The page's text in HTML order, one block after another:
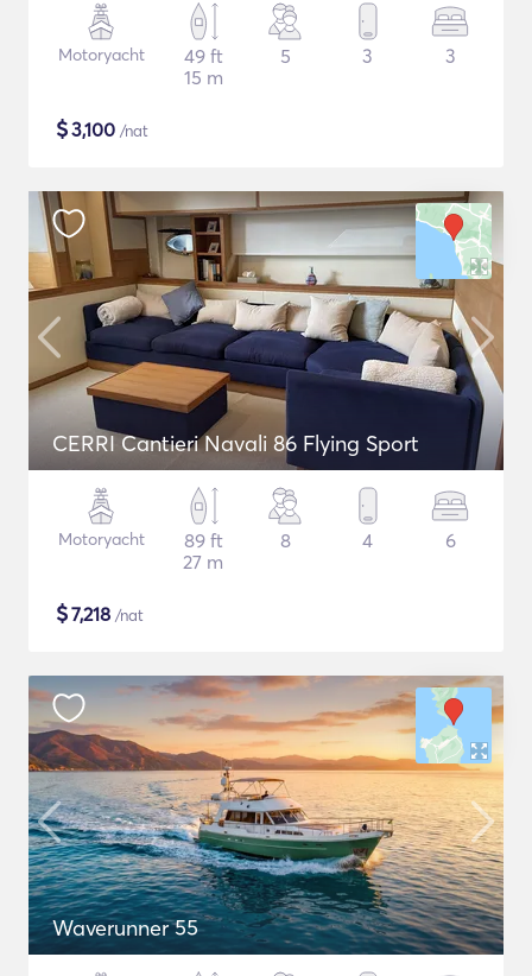
Motoryacht
49 ft
15 m
5 3 3
$3,100 /nat
CERRI Cantieri Navali 86 Flying Sport
Motoryacht
89 ft
27 m
8 4 6
$7,218 /nat
Waverunner 55